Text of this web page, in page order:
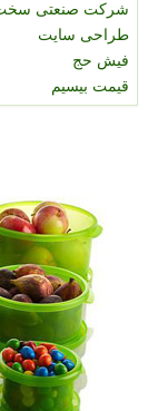
شرکت صنعتی
طراحی سایت
فیش حج
قیمت بیسیم